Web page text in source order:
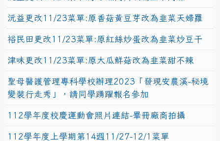
沅益更改11/23菜單:原香菇黃豆芽改為韭菜天婦羅
裕民田更改11/23菜單:原紅絲炒蛋改為韭菜炒豆干
津味更改11/23菜單:原大瓜鮮菇改為韭菜甜不辣
聖母醫護管理專科學校辦理2023「發現安農溪-秘境
變裝行走秀」，請同學踴躍報名參加
112學年度校慶運動會照片連結-畢冊廠商拍攝
112學年度上學期第14週11/27-12/1菜單